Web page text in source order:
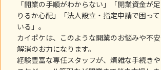
「開業の手順がわからない」「開業資金が足
りるか心配」「法人設立・指定申請で困って
いる」。
カイポケは、このような開業のお悩みや不安
解消のお力になります。
経験豊富な専任スタッフが、煩雑な手続きや